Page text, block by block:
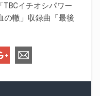
TBCイチオシパワー
の轍」収録曲「最後